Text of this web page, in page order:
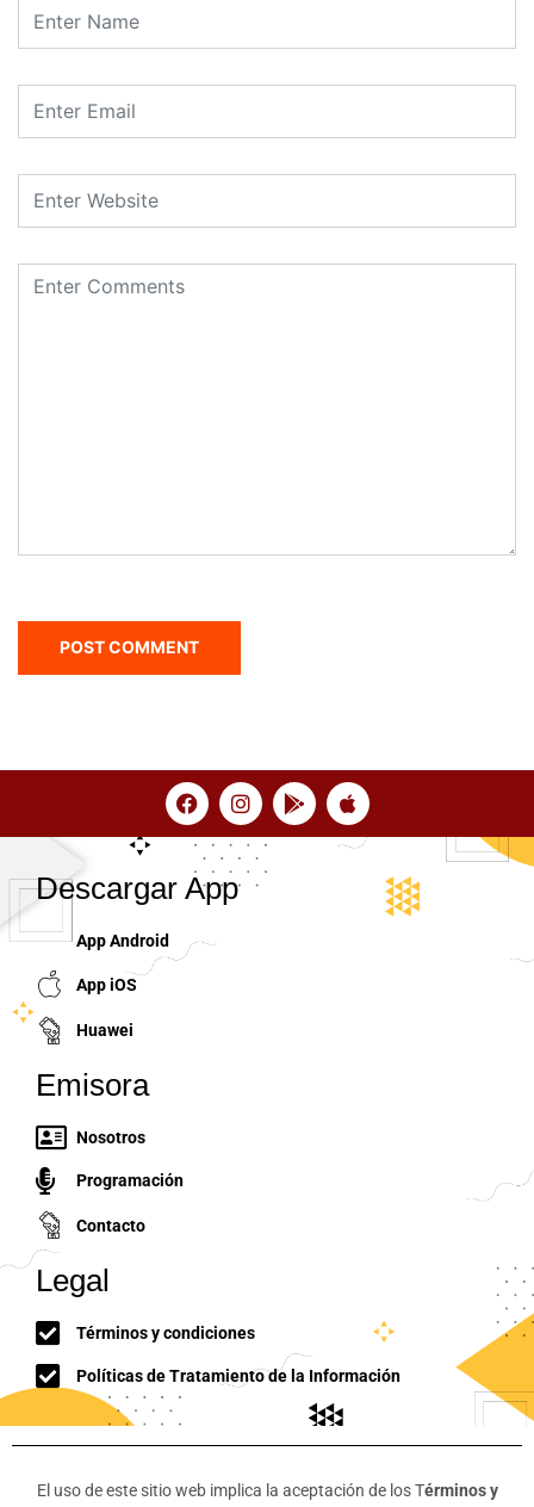
Descargar App
App Android
App iOS
Huawei
Emisora
Nosotros
Programación
Contacto
Legal
Términos y condiciones
Políticas de Tratamiento de la Información
El uso de este sitio web implica la aceptación de los Términos y